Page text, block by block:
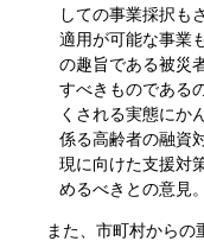
しての事業採択も
適用が可能な事業
の趣旨である被災
すべきものである
くされる実態にか
係る高齢者の融資
現に向けた支援対
めるべきとの意見。
また、市町村からの